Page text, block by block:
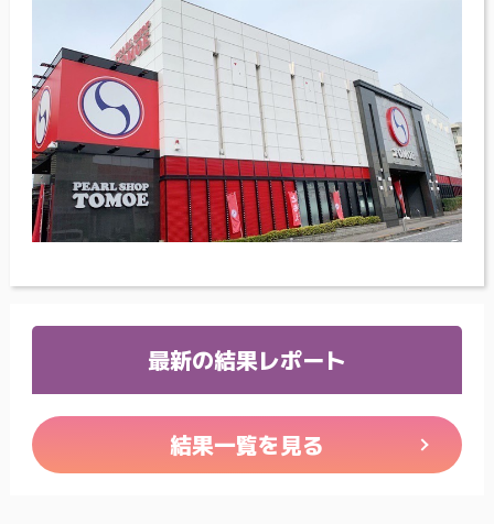
最新の結果レポート
結果一覧を見る